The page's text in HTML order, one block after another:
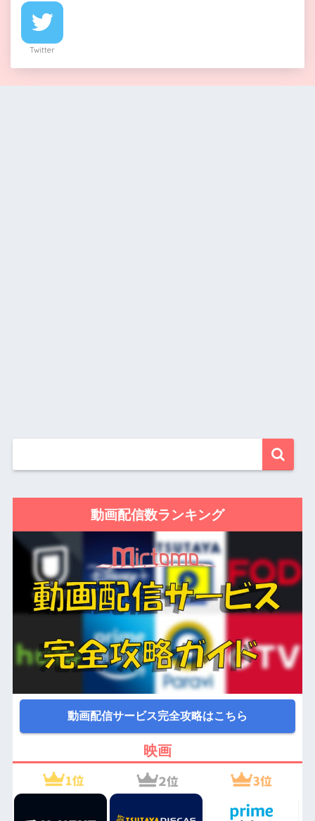
Twitter
動画配信数ランキング
動画配信サービス完全攻略はこちら
映画